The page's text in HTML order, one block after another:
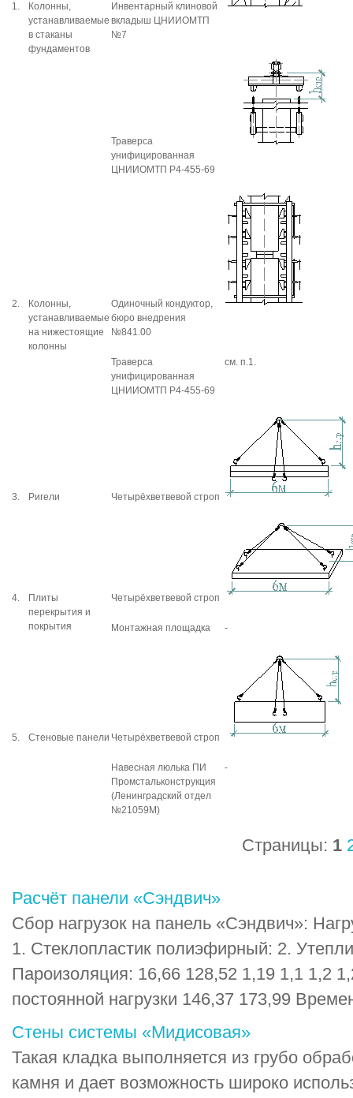
1.
Колонны,
устанавливаемые
в стаканы
фундаментов
Инвентарный клиновой
вкладыш ЦНИИОМТП
№7
Траверса
унифицированная
ЦНИИОМТП Р4-455-69
2.
Колонны,
устанавливаемые
на нижестоящие
колонны
Одиночный кондуктор,
бюро внедрения
№841.00
Траверса
унифицированная
ЦНИИОМТП Р4-455-69
см. п.1.
3. Ригели Четырёхветвевой строп
4.
Плиты
перекрытия и
покрытия
Четырёхветвевой строп
Монтажная площадка -
5. Стеновые панели Четырёхветвевой строп
Навесная люлька ПИ
Промстальконструкция
(Ленинградский отдел
№21059М)
-
Страницы: 1
Расчёт панели «Сэндвич»
Сбор нагрузок на панель «Сэндвич»:
1. Стеклопластик полиэфирный: 2.
Пароизоляция: 16,66 128,52 1,19 1,1 1,2
постоянной нагрузки 146,37 173,99
Стены системы «Мидисовая»
Такая кладка выполняется из грубо
камня и дает возможность широко